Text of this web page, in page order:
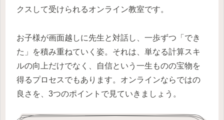
クスして受けられるオンライン教室です。
お子様が画面越しに先生と対話し、一歩ずつ「でき
た」を積み重ねていく姿。それは、単なる計算スキ
ルの向上だけでなく、自信という一生ものの宝物を
得るプロセスでもあります。オンラインならではの
良さを、3つのポイントで見ていきましょう。